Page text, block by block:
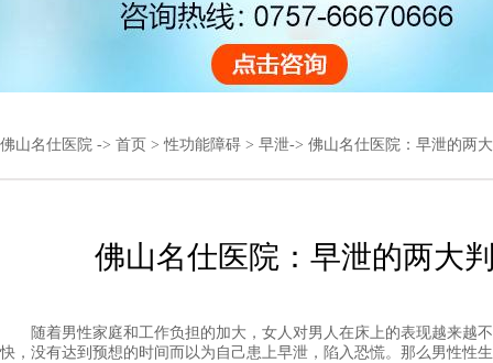
佛山名仕医院 -> 首页 >性功能障碍 > 早泄-> 佛山名仕医院：早泄的两
佛山名仕医院：早泄的两大
随着男性家庭和工作负担的加大，女人对男人在床上的表现越来越
快，没有达到预想的时间而以为自己患上早泄，陷入恐慌。那么男性性